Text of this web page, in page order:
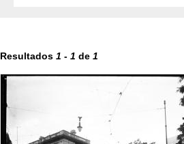
Resultados 1 - 1 de 1